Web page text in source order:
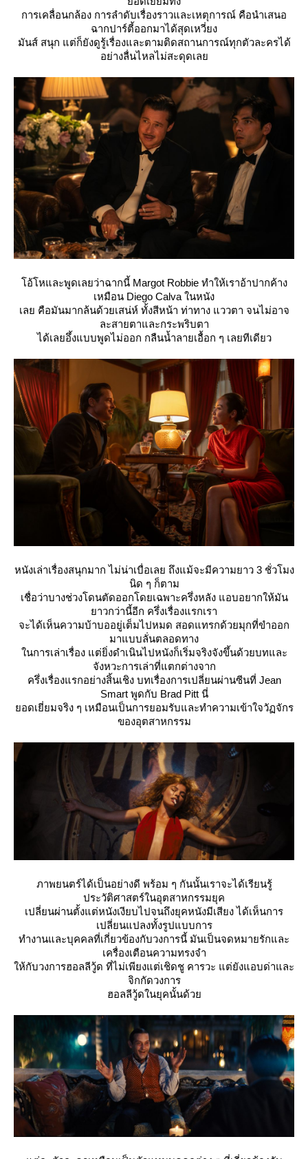
การเคลื่อนกล้อง การลำดับเรื่องราวและเหตุการณ์ คือนำเสนอ
ฉากปาร์ตี้ออกมาได้สุดเหวี่ยง
มันส์ สนุก แต่ก็ยังดูรู้เรื่องและตามติดสถานการณ์ทุกตัวละครได้
อย่างลื่นไหลไม่สะดุดเล
อ้โหและพูดเลยว่าฉากนี้ Margot Robbie ทำให้เราอ้าปากค้าง
เหมือน Diego Calva ในหนัง
เลย คือมันมากล้นด้วยเสน่ห์ ทั้งสีหน้า ท่าทาง แววตา จนไม่อาจ
ละสายตาและกระพริบตา
ได้เลยอึ้งแบบพูดไม่ออก กลืนน้ำลายเอื้อก ๆ เลยทีเดียว
หนังเล่าเรื่องสนุกมาก ไม่น่าเบื่อเลย ถึงแม้จะมีความยาว 3 ชั่วโมง
นิด ๆ ก็ตาม
เชื่อว่าบางช่วงโดนตัดออกโดยเฉพาะครึ่งหลัง แอบอยากให้มัน
าวกว่านี้อีก ครึ่งเรื่องแรกเรา
จะได้เห็นความบ้าบออยู่เต็มไปหมด สอดแทรกด้วยมุกที่ขำออก
มาแบบลั่นตลอดทาง
นการเล่าเรื่อง แต่ยิ่งดำเนินไปหนังก็เริ่มจริงจังขึ้นด้วยบทและ
จังหวะการเล่าที่แตกต่างจาก
ครึ่งเรื่องแรกอย่างสิ้นเชิง บทเรื่องการเปลี่ยนผ่านซีนที่ Jean
Smart พูดกับ Brad Pitt นี่
อดเยี่ยมจริง ๆ เหมือนเป็นการยอมรับและทำความเข้าใจวัฏจักร
ของอุตสาหกรรม
ภาพยนตร์ได้เป็นอย่างดี พร้อม ๆ กันนั้นเราจะได้เรียนรู้
ประวัติศาสตร์ในอุตสาหกรรมยุค
เปลี่ยนผ่านตั้งแต่หนังเงียบไปจนถึงยุคหนังมีเสียง ได้เห็นการ
เปลี่ยนแปลงทั้งรูปแบบการ
ทำงานและบุคคลที่เกี่ยวข้องกับวงการนี้ มันเป็นจดหมายรักและ
เครื่องเตือนความทรงจำ
ห้กับวงการฮอลลีวู้ด ที่ไม่เพียงแต่เชิดชู คารวะ แต่ยังแอบด่าและ
จิกกัดวงการ
ฮอลลีวู้ดในยุคนั้นด้ว